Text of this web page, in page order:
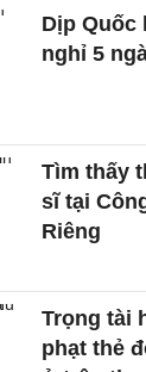
Dịp Quốc
nghỉ 5
Tìm thấy
sĩ tại
Riêng
Trọng tài
phạt thẻ